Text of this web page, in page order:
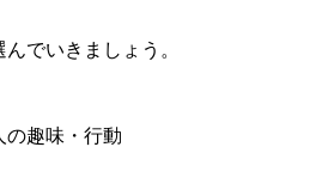
でいきましょう。
の趣味・行動